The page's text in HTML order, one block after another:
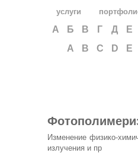
услуги
А Б В Г Д Е
A
B C D E
Изменение физико-
излучения и пр